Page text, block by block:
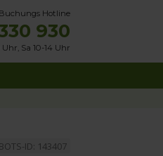
Hotline
930
Uhr, Sa 10-14 Uhr
ID: 143407